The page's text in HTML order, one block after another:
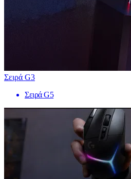
Σειρά G3
Σειρά G5